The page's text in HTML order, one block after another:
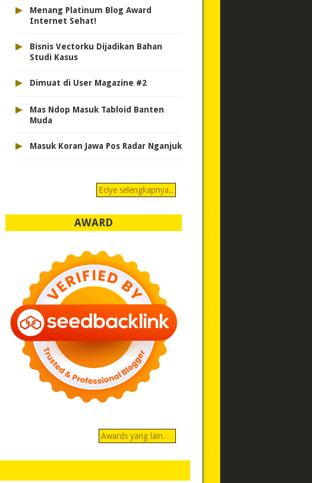
▸
Menang Platinum Blog Award
Internet Sehat!
▸
Bisnis Vectorku Dijadikan Bahan
Studi Kasus
▸ Dimuat di User Magazine #2
▸
Mas Ndop Masuk Tabloid Banten
Muda
▸ Masuk Koran Jawa Pos Radar Nganjuk
Eciye selengkapnya..
AWARD
Awards yang lain…